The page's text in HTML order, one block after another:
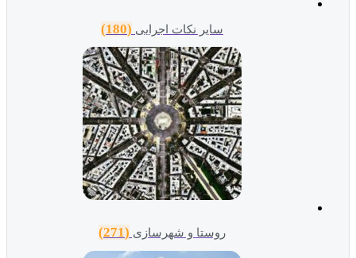
سایر نکات اجرایی
روستا و شهرسازی(271)